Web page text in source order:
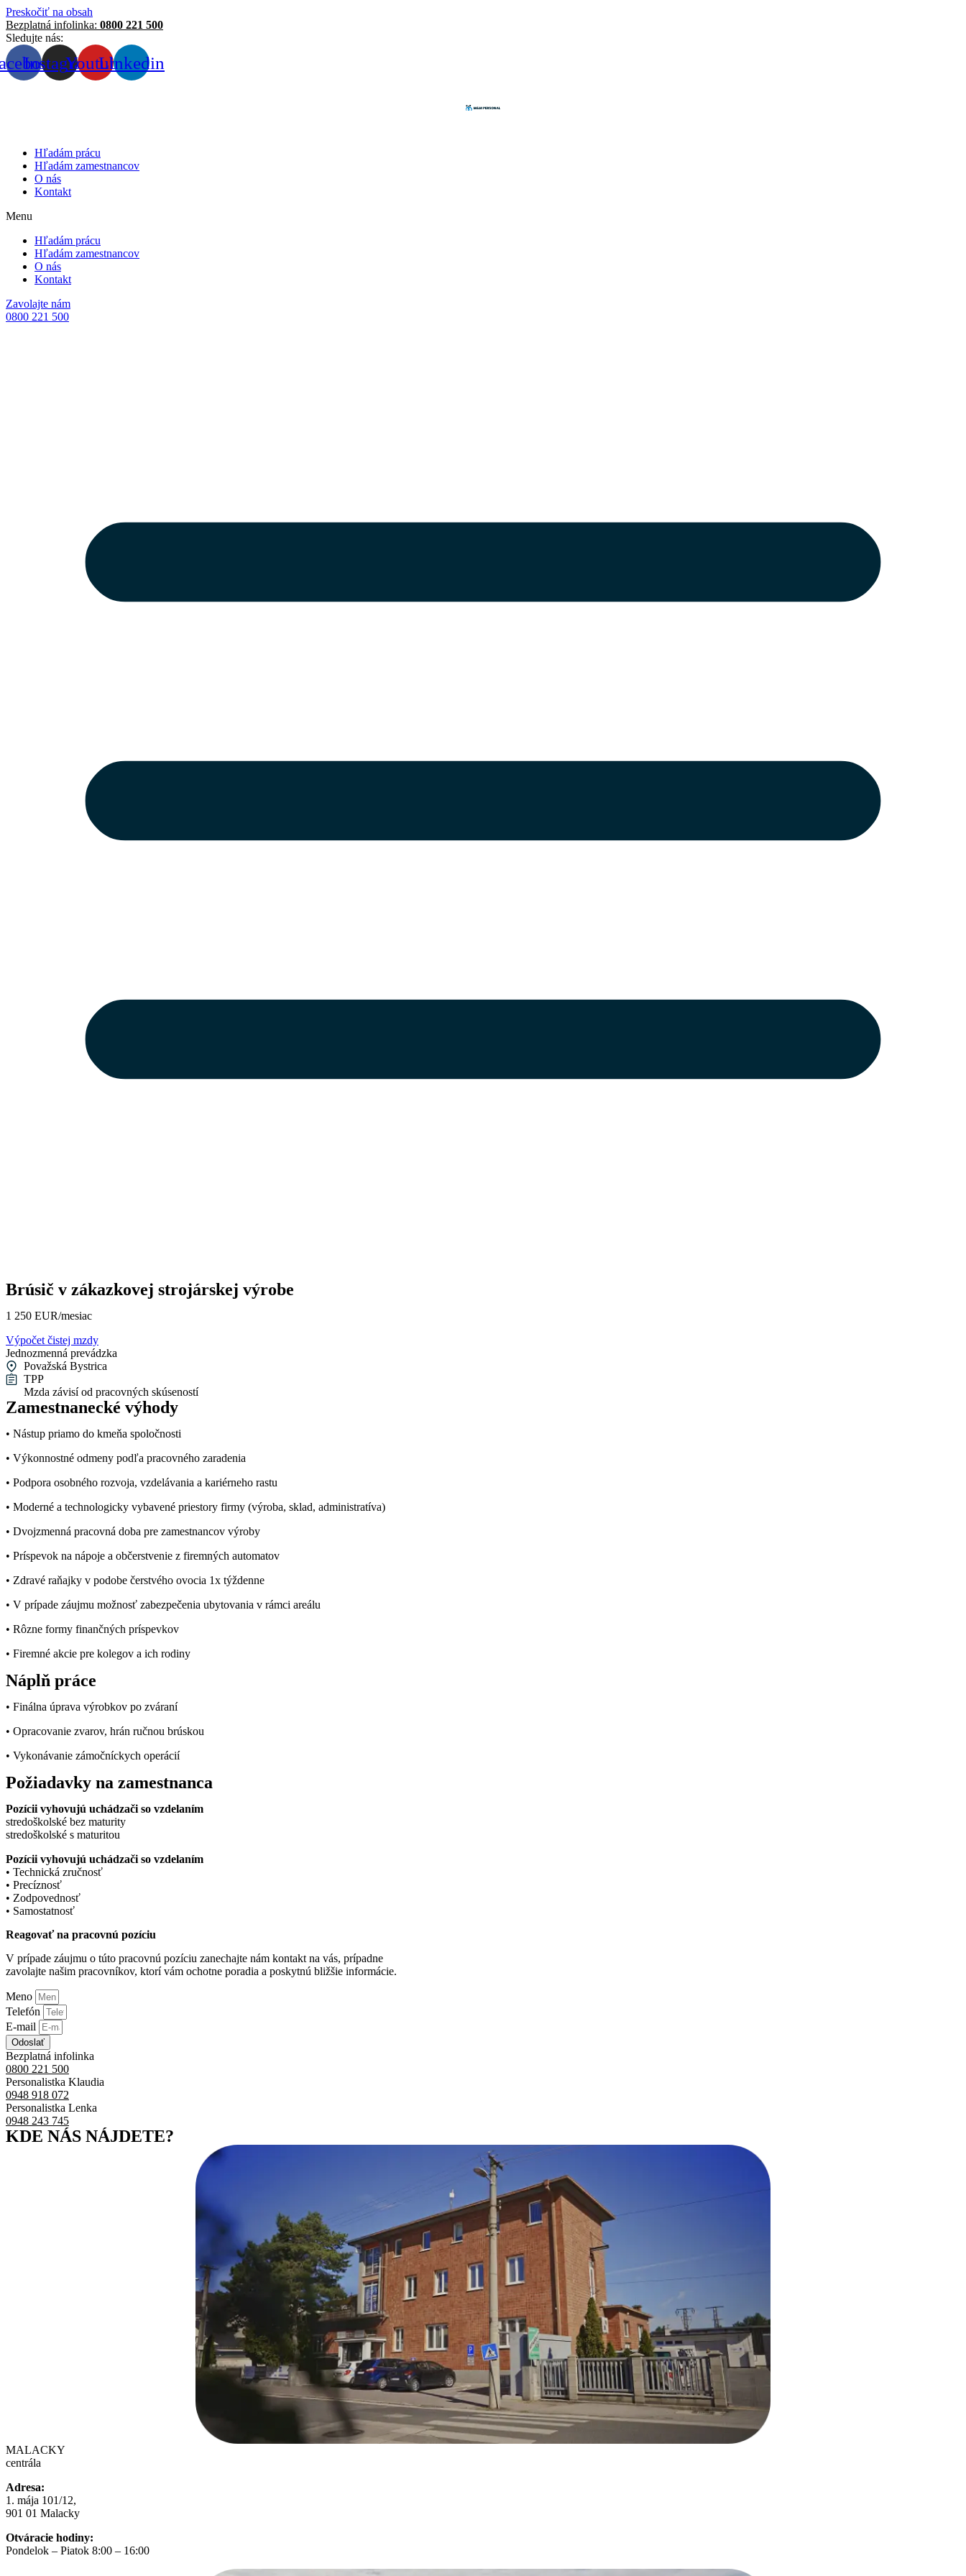
Preskočiť na obsah
Bezplatná infolinka: 0800 221 500
Sledujte nás:
InstagramYoutubeLinkedin
Hľadám prácu
Hľadám zamestnancov
O nás
Kontakt
Menu
Hľadám prácu
Hľadám zamestnancov
O nás
Kontakt
Zavolajte nám
0800 221 500
Brúsič v zákazkovej strojárskej výrobe
1 250 EUR/mesiac
Výpočet čistej mzdy
Jednozmenná prevádzka
Považská Bystrica
TPP
Mzda závisí od pracovných skúseností
Zamestnanecké výhody
• Nástup priamo do kmeňa spoločnosti
• Výkonnostné odmeny podľa pracovného zaradenia
• Podpora osobného rozvoja, vzdelávania a kariérneho rastu
• Moderné a technologicky vybavené priestory firmy (výroba, sklad, administratíva)
• Dvojzmenná pracovná doba pre zamestnancov výroby
• Príspevok na nápoje a občerstvenie z firemných automatov
• Zdravé raňajky v podobe čerstvého ovocia 1x týždenne
• V prípade záujmu možnosť zabezpečenia ubytovania v rámci areálu
• Rôzne formy finančných príspevkov
• Firemné akcie pre kolegov a ich rodiny
Náplň práce
​• Finálna úprava výrobkov po zváraní
​• Opracovanie zvarov, hrán ručnou brúskou
​• Vykonávanie zámočníckych operácií
Požiadavky na zamestnanca
Pozícii vyhovujú uchádzači so vzdelaním
stredoškolské bez maturity
stredoškolské s maturitou
Pozícii vyhovujú uchádzači so vzdelaním
​• Technická zručnosť
​• Precíznosť
​• Zodpovednosť
​• Samostatnosť​
Reagovať na pracovnú pozíciu
V prípade záujmu o túto pracovnú pozíciu zanechajte nám kontakt na vás, prípadne
zavolajte našim pracovníkov, ktorí vám ochotne poradia a poskytnú bližšie informácie.
Meno
Telefón
E-mail
Odoslať
Bezplatná infolinka
0800 221 500
Personalistka Klaudia
0948 918 072
Personalistka Lenka
0948 243 745
KDE NÁS NÁJDETE?
MALACKY
centrála
Adresa:
1. mája 101/12,
901 01 Malacky
Otváracie hodiny:
Pondelok – Piatok 8:00 – 16:00